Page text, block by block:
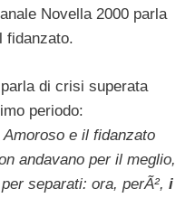
Novella 2000 parla
fidanzato.
di crisi superata
periodo:
e il fidanzato
andavano per il meglio,
separati: ora, perÃ², i